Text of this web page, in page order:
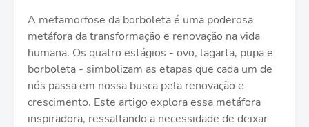
A metamorfose da borboleta é uma poderosa
metáfora da transformação e renovação na vida
humana. Os quatro estágios - ovo, lagarta, pupa e
borboleta - simbolizam as etapas que cada um de
nós passa em nossa busca pela renovação e
crescimento. Este artigo explora essa metáfora
inspiradora, ressaltando a necessidade de deixar